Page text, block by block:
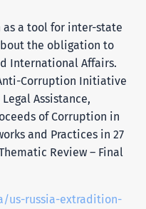
as a tool for inter-state
the obligation to
International Affairs.
Anti-Corruption Initiative
Assistance,
of Corruption in
and Practices in 27
Review – Final
us-russia-extradition-